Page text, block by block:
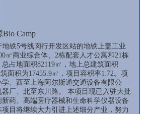
Camp
地铁5号线闵行开发区站的地铁上盖工业
㎡商业综合体、2栋配套人才公寓和21栋
占地面积82119㎡，地上总建筑面积
面积为17455.9㎡，项目容积率1.72。项
学、西至上海阿尔斯通交通设备有限公
厂、北至东川路。 本项目现已入驻大批
药、高端医疗器械和生命科学仪器设备
目将继续大力引进上述细分产业，努力